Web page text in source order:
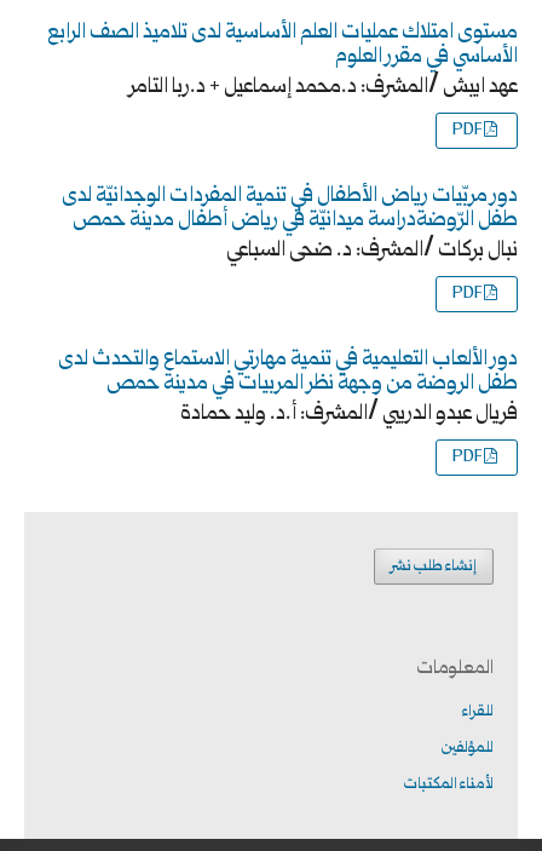
مستوى امتلاك عمليات العلم الأساسية لدى تلاميذ الصف الرابع
الأساسي في مقرر العلوم
عهد ايبش /المشرف: د.محمد إسماعيل + د.ربا التامر
PDF
دور مربّيات رياض الأطفال في تنمية المفردات الوجدانيّة لدى
طفل الرّوضةدراسة ميدانيّة في رياض أطفال مدينة حمص
نبال بركات /المشرف: د. ضحى السباعي
PDF
دور الألعاب التعليمية في تنمية مهارتي الاستماع والتحدث لدى
طفل الروضة من وجهة نظر المربيات في مدينة حمص
فريال عبدو الدريبي /المشرف: أ.د. وليد حمادة
PDF
إنشاء طلب نشر
المعلومات
للقراء
للمؤلفين
لأمناء المكتبات